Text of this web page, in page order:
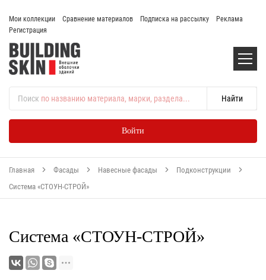
Мои коллекции Сравнение материалов Подписка на рассылку
Реклама
Регистрация
Поиск по названию материала, марки, раздела...
Войти
Главная Фасады Навесные фасады
Подконструкции
Система «СТОУН-СТРОЙ»
Система «СТОУН-СТРОЙ»